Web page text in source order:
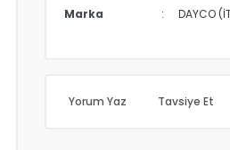
Marka DAYCO
Yorum Yaz Tavsiye Et